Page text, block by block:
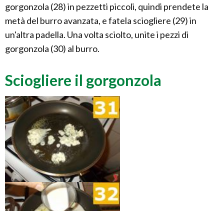
gorgonzola (28) in pezzetti piccoli, quindi prendete la
metà del burro avanzata, e fatela sciogliere (29) in
un'altra padella. Una volta sciolto, unite i pezzi di
gorgonzola (30) al burro.
Sciogliere il gorgonzola